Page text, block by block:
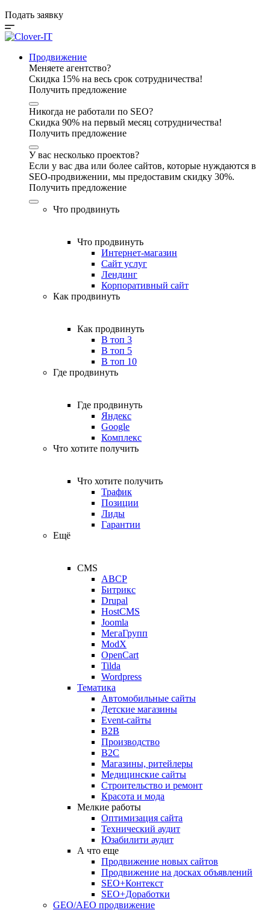
Подать заявку
Продвижение
Меняете агентство?
Скидка 15% на весь срок сотрудничества!
Получить предложение
Никогда не работали по SEO?
Скидка 90% на первый месяц сотрудничества!
Получить предложение
У вас несколько проектов?
Если у вас два или более сайтов, которые нуждаются в
SEO-продвижении, мы предоставим скидку 30%.
Получить предложение
Что продвинуть
Что продвинуть
Интернет-магазин
Сайт услуг
Лендинг
Корпоративный сайт
Как продвинуть
Как продвинуть
В топ 3
В топ 5
В топ 10
Где продвинуть
Где продвинуть
Яндекс
Google
Комплекс
Что хотите получить
Что хотите получить
Трафик
Позиции
Лиды
Гарантии
Ещё
CMS
ABCP
Битрикс
Drupal
HostCMS
Joomla
МегаГрупп
ModX
OpenCart
Tilda
Wordpress
Тематика
Автомобильные сайты
Детские магазины
Event-сайты
B2B
Производство
B2C
Магазины, ритейлеры
Медицинские сайты
Строительство и ремонт
Красота и мода
Мелкие работы
Оптимизация сайта
Технический аудит
Юзабилити аудит
А что еще
Продвижение новых сайтов
Продвижение на досках объявлений
SEO+Контекст
SEO+Доработки
GEO/AEO продвижение